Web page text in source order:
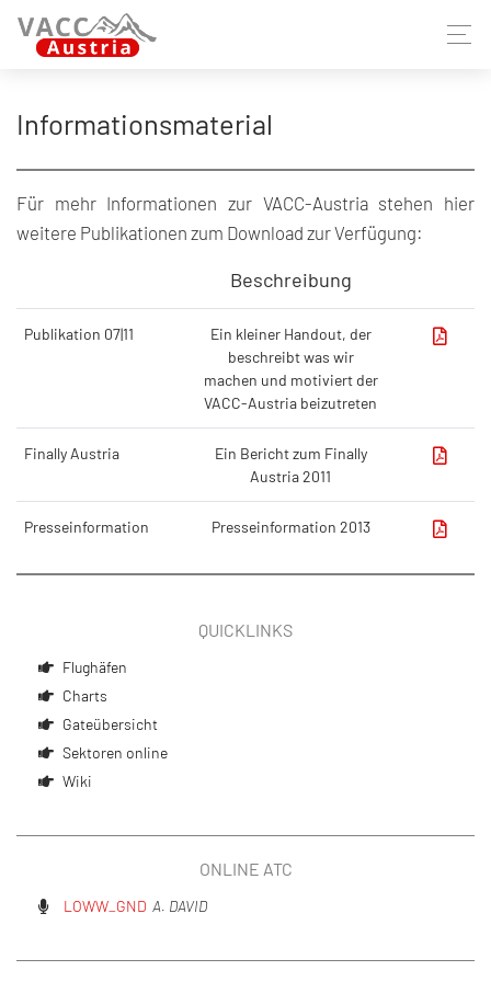
QUICKLINKS
Flughäfen
Charts
Gateübersicht
Sektoren online
Wiki
ONLINE ATC
LOWW_GND A. DAVID
Informationsmaterial
Für mehr Informationen zur VACC-Austria stehen hier
weitere Publikationen zum Download zur Verfügung:
Beschreibung
Publikation 07|11​
Ein kleiner Handout, der
beschreibt was wir
machen und motiviert der
VACC-Austria beizutreten​
Finally Austria​
Ein Bericht zum Finally
Austria 2011​
Presseinformation​ Presseinformation 2013​